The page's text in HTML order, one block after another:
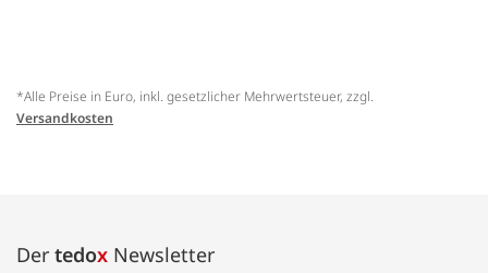
*Alle Preise in Euro, inkl. gesetzlicher Mehrwertsteuer, zzgl.
Versandkosten
Der tedox Newsletter